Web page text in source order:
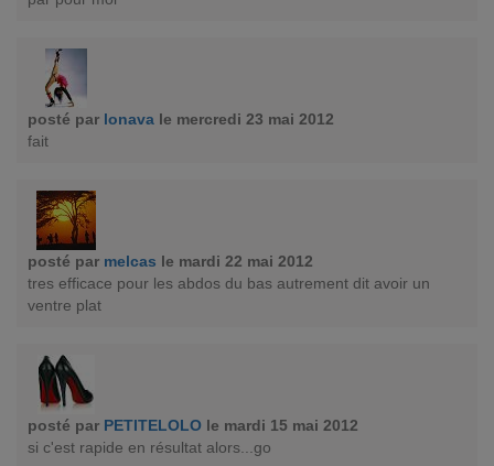
posté par lonava le mercredi 23 mai 2012
fait
posté par melcas le mardi 22 mai 2012
tres efficace pour les abdos du bas autrement dit avoir un
ventre plat
posté par PETITELOLO le mardi 15 mai 2012
si c'est rapide en résultat alors...go